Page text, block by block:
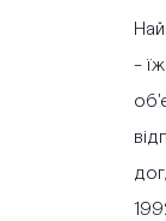
-